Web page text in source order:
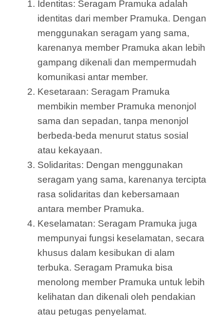
Identitas: Seragam Pramuka adalah
identitas dari member Pramuka. Dengan
menggunakan seragam yang sama,
karenanya member Pramuka akan lebih
gampang dikenali dan mempermudah
komunikasi antar member.
Kesetaraan: Seragam Pramuka
membikin member Pramuka menonjol
sama dan sepadan, tanpa menonjol
berbeda-beda menurut status sosial
atau kekayaan.
Solidaritas: Dengan menggunakan
seragam yang sama, karenanya tercipta
rasa solidaritas dan kebersamaan
antara member Pramuka.
Keselamatan: Seragam Pramuka juga
mempunyai fungsi keselamatan, secara
khusus dalam kesibukan di alam
terbuka. Seragam Pramuka bisa
menolong member Pramuka untuk lebih
kelihatan dan dikenali oleh pendakian
atau petugas penyelamat.